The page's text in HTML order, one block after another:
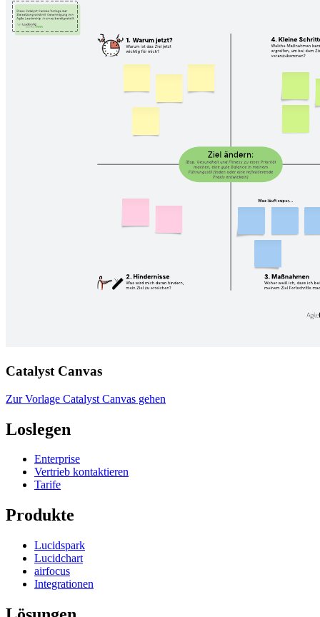
Catalyst Canvas
Zur Vorlage Catalyst Canvas gehen
Loslegen
Enterprise
Vertrieb kontaktieren
Tarife
Produkte
Lucidspark
Lucidchart
airfocus
Integrationen